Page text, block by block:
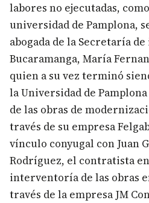
labores no ejecutadas,
universidad de Pamplona,
abogada de la Secretaría
Bucaramanga, María
quien a su vez terminó
la Universidad de
de las obras de
través de su empresa
vínculo conyugal con Juan
Rodríguez, el contratista
interventoría de las obras
través de la empresa JM